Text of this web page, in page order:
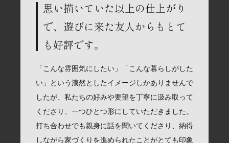
思い描いていた以上の仕上がり
で、遊びに来た友人からもとて
も好評です。
「こんな雰囲気にしたい」「こんな暮らしがした
い」という漠然としたイメージしかありませんで
したが、私たちの好みや要望を丁寧に汲み取って
くださり、一つひとつ形にしていただきました。
打ち合わせでも親身に話を聞いてくださり、納得
しながら家づくりを進められたことがとても印象